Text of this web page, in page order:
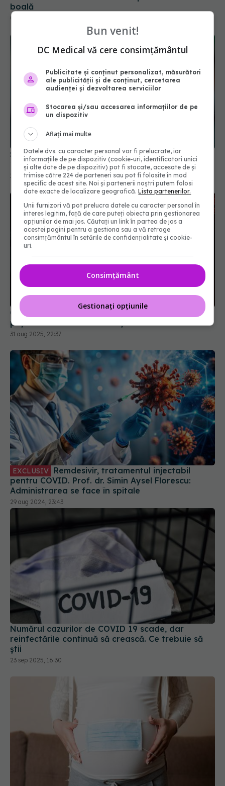
Scădere semnificativă a cazurilor noi de COVID-
19 în România
14 oct 2025, 14:20
COVID-19, în creștere. Jurma: Creștere de cel
puțin 300% a cazurilor noi și a deceselor
31 aug 2025, 22:37
EXCLUSIV Remdesivir, tratamentul injectabil
pentru COVID. Prof. dr. Simin Aysel Florescu:
Administrarea se face în spitale
29 aug 2024, 23:43
Numărul cazurilor de COVID 19 scade, dar
reinfectările continuă să crească. Ce trebuie să
știi
23 sep 2025, 16:30
Infecția cu COVID în sarcină, legată de risc dublu
de autism la bebeluși
Bun venit!
DC Medical vă cere consimțământul
Publicitate și conținut personalizat, măsurători
ale publicității și de conținut, cercetarea
audienței și dezvoltarea serviciilor
Stocarea și/sau accesarea informațiilor de pe
un dispozitiv
Aflați mai multe
Datele dvs. cu caracter personal vor fi prelucrate, iar
informațiile de pe dispozitiv (cookie-uri, identificatori unici
și alte date de pe dispozitiv) pot fi stocate, accesate de și
trimise către 224 de parteneri sau pot fi folosite în mod
specific de acest site. Noi și partenerii noștri putem folosi
date exacte de localizare geografică.Lista partenerilor.
Unii furnizori vă pot prelucra datele cu caracter personal în
interes legitim, față de care puteți obiecta prin gestionarea
opțiunilor de mai jos. Căutați un link în partea de jos a
acestei pagini pentru a gestiona sau a vă retrage
consimțământul în setările de confidențialitate și cookie-
uri.
Consimțământ
Gestionați opțiunile